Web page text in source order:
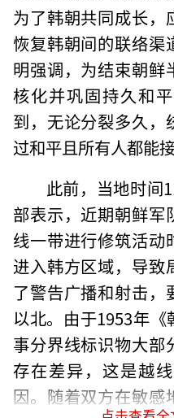
为了韩朝共同成长，
恢复韩朝间的联络渠
明强调，为结束朝鲜
核化并巩固持久和
到，无论分裂多久，
过和平且所有人都能
此前，当地时间
部表示，近期朝鲜军
线一带进行修筑活动
进入韩方区域，导致
了警告广播和射击，
以北。由于1953年
事分界线标识物大部
存在差异，这是越
因。随着双方在敏感